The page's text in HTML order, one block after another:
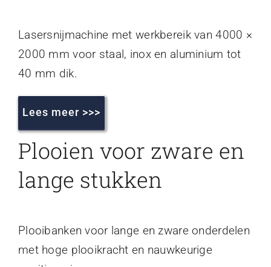
Lasersnijmachine met werkbereik van 4000 ×
2000 mm voor staal, inox en aluminium tot
40 mm dik.
Lees meer >>>
Plooien voor zware en
lange stukken
Plooibanken voor lange en zware onderdelen
met hoge plooikracht en nauwkeurige